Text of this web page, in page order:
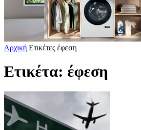
Αρχική Ετικέτες έφεση
Ετικέτα: έφεση